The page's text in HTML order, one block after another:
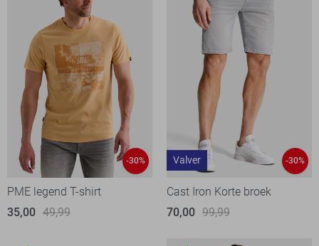
-30%
PME legend T-shirt
35,00 49,99
Valver -30%
Cast Iron Korte broek
70,00 99,99